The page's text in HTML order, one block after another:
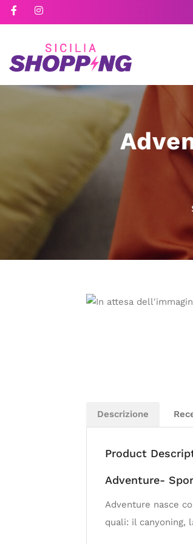
Descrizione
Product
Adventure-
Adventure nasce
quali: il canyoning,